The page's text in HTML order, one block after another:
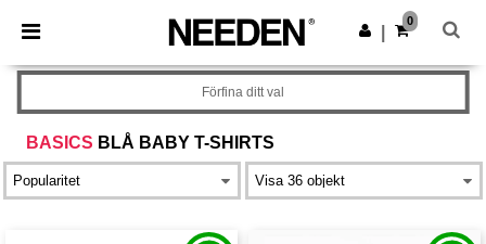
× Needen-app
Bättre priser i appen!
Hämta app
0
BASICS BLÅ BABY T-SHIRTS
Förfina ditt val